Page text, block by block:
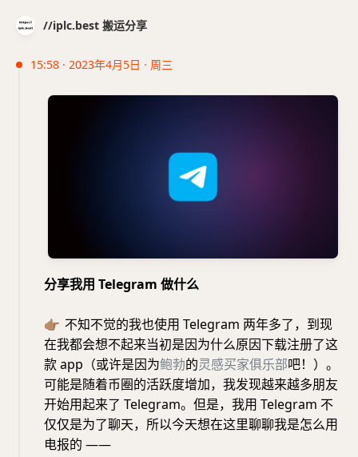
//iplc.best 搬运分享
15:58 · 2023年4月5日 · 周三
分享我用 Telegram 做什么
👉🏽 不知不觉的我也使用 Telegram 两年多了，到现
在我都会想不起来当初是因为什么原因下载注册了这
款 app（或许是因为鲍勃的灵感买家俱乐部吧！）。
可能是随着币圈的活跃度增加，我发现越来越多朋友
开始用起来了 Telegram。但是，我用 Telegram 不
仅仅是为了聊天，所以今天想在这里聊聊我是怎么用
电报的 ——